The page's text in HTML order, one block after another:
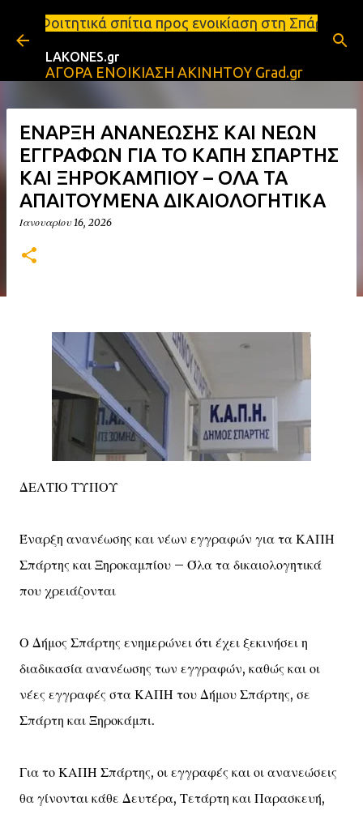
Μετάβαση στο κύριο περιεχόμενο
προς ενοικίαση στη Σπάρτη Ενοικιάσεις
LAKONES.gr
ΑΓΟΡΑ ΕΝΟΙΚΙΑΣΗ ΑΚΙΝΗΤΟΥ Grad.gr
ΕΝΑΡΞΗ ΑΝΑΝΕΩΣΗΣ ΚΑΙ ΝΕΩΝ
ΕΓΓΡΑΦΩΝ ΓΙΑ ΤΟ ΚΑΠΗ ΣΠΑΡΤΗΣ
ΚΑΙ ΞΗΡΟΚΑΜΠΙΟΥ – ΟΛΑ ΤΑ
ΑΠΑΙΤΟΥΜΕΝΑ ΔΙΚΑΙΟΛΟΓΗΤΙΚΑ
Ιανουαρίου 16, 2026
ΔΕΛΤΙΟ ΤΥΠΟΥ
Έναρξη ανανέωσης και νέων εγγραφών για τα ΚΑΠΗ
Σπάρτης και Ξηροκαμπίου – Όλα τα δικαιολογητικά
που χρειάζονται
Ο Δήμος Σπάρτης ενημερώνει ότι έχει ξεκινήσει η
διαδικασία ανανέωσης των εγγραφών, καθώς και οι
νέες εγγραφές στα ΚΑΠΗ του Δήμου Σπάρτης, σε
Σπάρτη και Ξηροκάμπι.
Για το ΚΑΠΗ Σπάρτης, οι εγγραφές και οι ανανεώσεις
θα γίνονται κάθε Δευτέρα, Τετάρτη και Παρασκευή,